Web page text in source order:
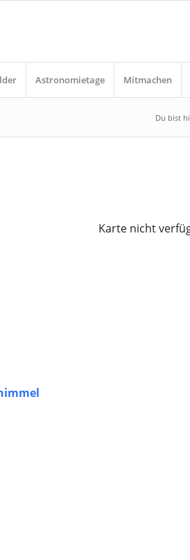
Astronomietage Mitmachen
Du bist
Karte nicht